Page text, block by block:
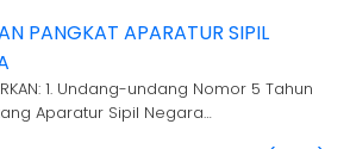
PANGKAT APARATUR SIPIL
1. Undang-undang Nomor 5 Tahun
Aparatur Sipil Negara…